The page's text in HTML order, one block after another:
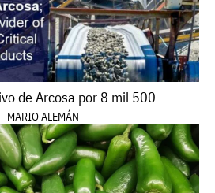
de Arcosa por 8 mil 500
MARIO ALEMÁN